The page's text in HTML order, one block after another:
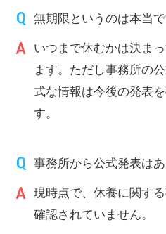
無期限というのは本当
いつまで休むかは決ま
ます。ただし事務所の
式な情報は今後の発表
す。
事務所から公式発表は
現時点で、休養に関す
確認されていません。